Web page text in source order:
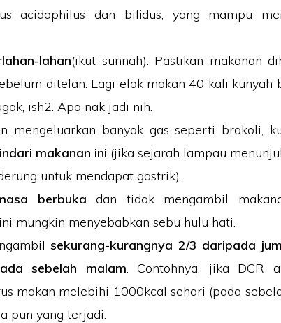
acidophilus dan bifidus, yang mampu
lahan(ikut sunnah). Pastikan makanan
ditelan. Lagi elok makan 40 kali kunyah
ish2. Apa nak jadi nih.
mengeluarkan banyak gas seperti brokoli,
makanan ini (jika sejarah lampau
untuk mendapat gastrik).
berbuka dan tidak mengambil
mungkin menyebabkan sebu hulu hati.
sekurang-kurangnya 2/3 daripada
sebelah malam. Contohnya, jika DCR
makan melebihi 1000kcal sehari (pada
pun yang terjadi.